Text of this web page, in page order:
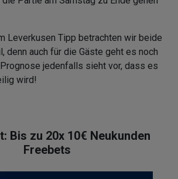
Leverkusen Tipp betrachten wir beide
denn auch für die Gäste geht es noch
jedenfalls sieht vor, dass es
wird!
Bis zu 20x 10€ Neukunden
Freebets